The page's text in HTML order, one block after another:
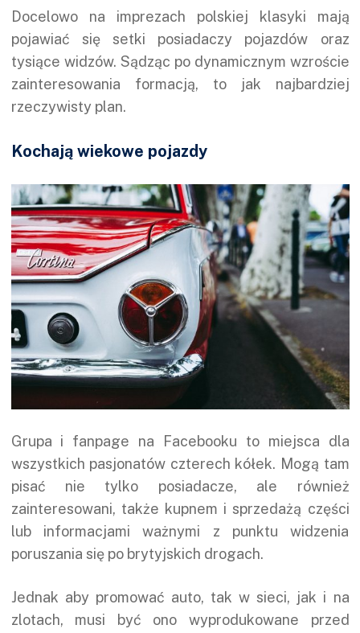
Docelowo na imprezach polskiej klasyki mają
pojawiać się setki posiadaczy pojazdów oraz
tysiące widzów. Sądząc po dynamicznym wzroście
zainteresowania formacją, to jak najbardziej
rzeczywisty plan.
Kochają wiekowe pojazdy
Grupa i fanpage na Facebooku to miejsca dla
wszystkich pasjonatów czterech kółek. Mogą tam
pisać nie tylko posiadacze, ale również
zainteresowani, także kupnem i sprzedażą części
lub informacjami ważnymi z punktu widzenia
poruszania się po brytyjskich drogach.
Jednak aby promować auto, tak w sieci, jak i na
zlotach, musi być ono wyprodukowane przed